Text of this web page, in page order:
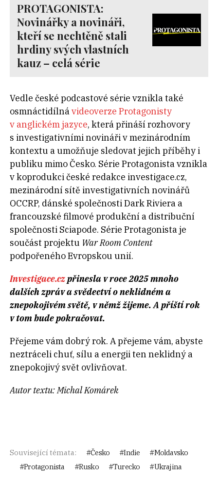
PROTAGONISTA:
Novinářky a novináři,
kteří se nechtěně stali
hrdiny svých vlastních
kauz – celá série
Vedle české podcastové série vznikla také
osmnáctidílnávideoverze Protagonisty
v anglickém jazyce, která přináší rozhovory
s investigativními novináři v mezinárodním
kontextu a umožňuje sledovat jejich příběhy i
publiku mimo Česko. Série Protagonista vznikla
v koprodukci české redakce investigace.cz,
mezinárodní sítě investigativních novinářů
OCCRP, dánské společnosti Dark Riviera a
francouzské filmové produkční a distribuční
společnosti Sciapode. Série Protagonista je
součást projektu War Room Content
podpořeného Evropskou unií.
Investigace.czpřinesla v roce 2025 mnoho
dalších zpráv a svědectví o neklidném a
znepokojivém světě, v němž žijeme. A příští rok
v tom bude pokračovat.
Přejeme vám dobrý rok. A přejeme vám, abyste
neztráceli chuť, sílu a energii ten neklidný a
znepokojivý svět ovlivňovat.
Autor textu: Michal Komárek
Související témata: Česko Indie
Moldavsko
Protagonista
Rusko Turecko Ukrajina